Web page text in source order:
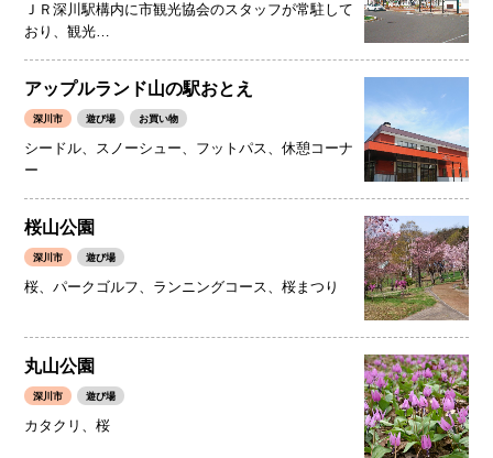
ＪＲ深川駅構内に市観光協会のスタッフが常駐して
おり、観光…
アップルランド山の駅おとえ
深川市 遊び場 お買い物
シードル、スノーシュー、フットパス、休憩コーナ
ー
桜山公園
深川市 遊び場
桜、パークゴルフ、ランニングコース、桜まつり
丸山公園
深川市 遊び場
カタクリ、桜